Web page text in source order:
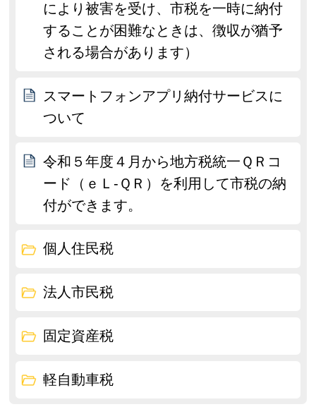
により被害を受け、市税を一時に納付
することが困難なときは、徴収が猶予
される場合があります）
スマートフォンアプリ納付サービスに
ついて
令和５年度４月から地方税統一ＱＲコ
ード（ｅＬ-ＱＲ）を利用して市税の納
付ができます。
個人住民税
法人市民税
固定資産税
軽自動車税